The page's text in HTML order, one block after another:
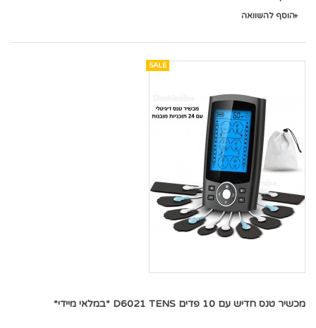
הוסף להשוואה
SALE
מכשיר טנס חדיש עם 10 פדים D6021 TENS *במלאי מיידי*